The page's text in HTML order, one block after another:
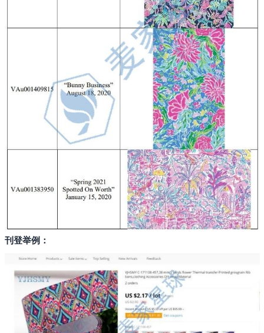
刊登举例：